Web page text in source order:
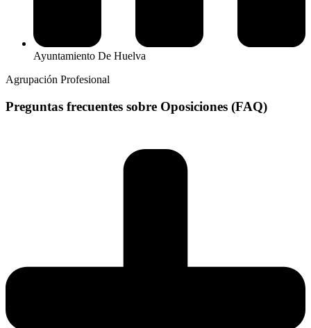
Ayuntamiento De Huelva
Agrupación Profesional
Preguntas frecuentes sobre Oposiciones (FAQ)